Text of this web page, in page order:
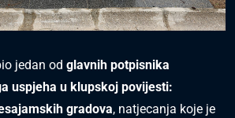
jedan od glavnih potpisnika
uspjeha u klupskoj povijesti:
gradova, natjecanja koje je